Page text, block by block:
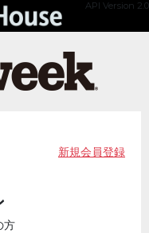
API Version 2.0
新規会員登録
方